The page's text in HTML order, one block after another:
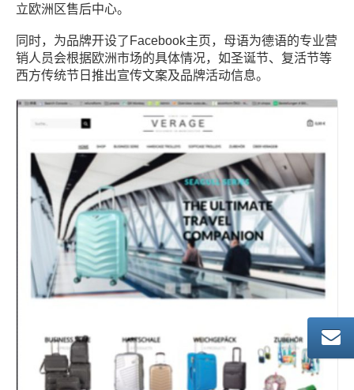
立欧洲区售后中心。
同时，为品牌开设了Facebook主页，母语为德语的专业营
销人员会根据欧洲市场的具体情况，如圣诞节、复活节等
西方传统节日推出宣传文案及品牌活动信息。